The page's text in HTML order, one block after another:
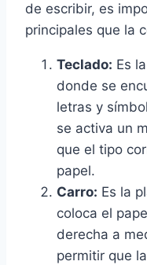
de escribir, es
principales que la
Teclado: Es
donde se
letras y
se activa un
que el tipo
papel.
Carro: Es la
coloca el
derecha a
permitir que